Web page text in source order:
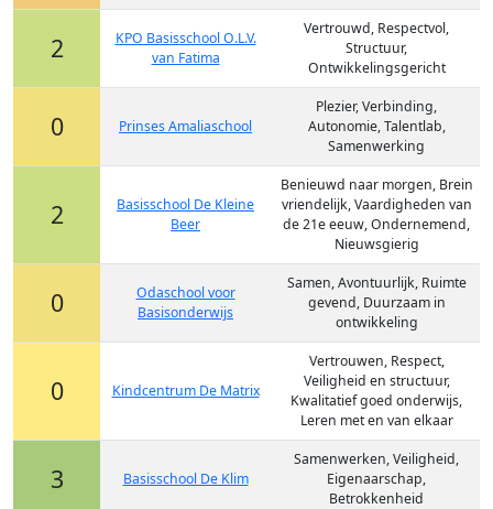
2
KPO Basisschool O.L.V.
van Fatima
Vertrouwd, Respectvol,
Structuur,
Ontwikkelingsgericht
0 Prinses Amaliaschool
Plezier, Verbinding,
Autonomie, Talentlab,
Samenwerking
2
Basisschool De Kleine
Beer
Benieuwd naar morgen, Brein
vriendelijk, Vaardigheden van
de 21e eeuw, Ondernemend,
Nieuwsgierig
0
Odaschool voor
Basisonderwijs
Samen, Avontuurlijk, Ruimte
gevend, Duurzaam in
ontwikkeling
0 Kindcentrum De Matrix
Vertrouwen, Respect,
Veiligheid en structuur,
Kwalitatief goed onderwijs,
Leren met en van elkaar
3 Basisschool De Klim
Samenwerken, Veiligheid,
Eigenaarschap,
Betrokkenheid